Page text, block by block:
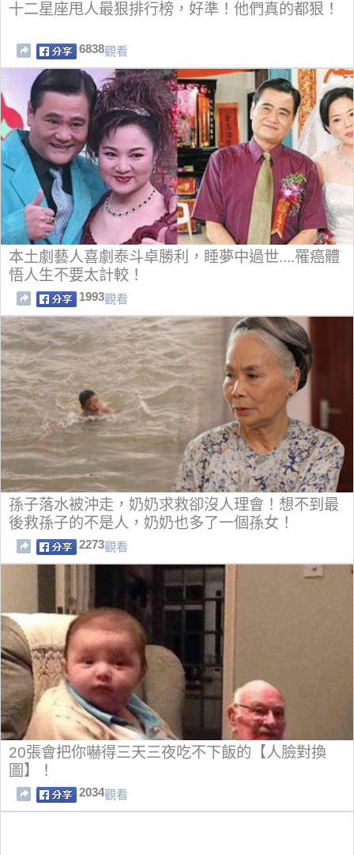
十二星座甩人最狠排行榜，好準！他們真的都狠！
6838觀看
本土劇藝人喜劇泰斗卓勝利，睡夢中過世....罹癌體
悟人生不要太計較！
1993觀看
孫子落水被沖走，奶奶求救卻沒人理會！想不到最
後救孫子的不是人，奶奶也多了一個孫女！
2273觀看
20張會把你嚇得三天三夜吃不下飯的【人臉對換
圖】！
2034觀看